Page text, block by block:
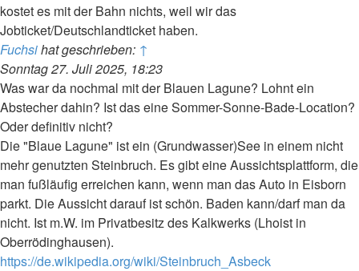
kostet es mit der Bahn nichts, weil wir das
Jobticket/Deutschlandticket haben.
Fuchsihat geschrieben: ↑
Sonntag 27. Juli 2025, 18:23
Was war da nochmal mit der Blauen Lagune? Lohnt ein
Abstecher dahin? Ist das eine Sommer-Sonne-Bade-Location?
Oder definitiv nicht?
Die "Blaue Lagune" ist ein (Grundwasser)See in einem nicht
mehr genutzten Steinbruch. Es gibt eine Aussichtsplattform, die
man fußläufig erreichen kann, wenn man das Auto in Eisborn
parkt. Die Aussicht darauf ist schön. Baden kann/darf man da
nicht. Ist m.W. im Privatbesitz des Kalkwerks (Lhoist in
Oberrödinghausen).
https://de.wikipedia.org/wiki/Steinbruch_Asbeck